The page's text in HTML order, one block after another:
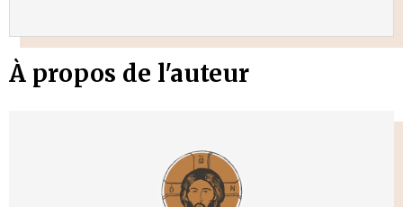
À propos de l'auteur